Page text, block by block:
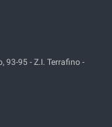
93-95 - Z.I. Terrafino -